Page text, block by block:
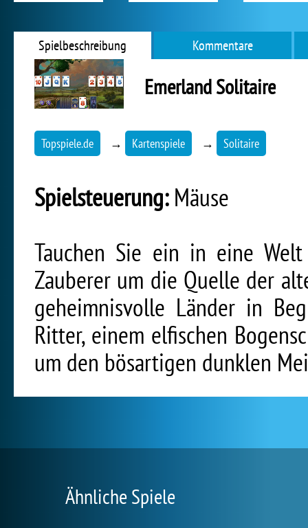
Spielbeschreibung Kommentare
Emerland Solitaire
Topspiele.de → Kartenspiele → Solitaire
Spielsteuerung:Mäuse
Tauchen Sie ein in eine
Zauberer um die Quelle der
geheimnisvolle Länder in
Ritter, einem elfischen
um den bösartigen dunklen
Ähnliche Spiele